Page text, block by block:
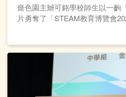
嗇色園主辧可銘學校師生以一齣
片勇奪了「STEAM教育博覽會